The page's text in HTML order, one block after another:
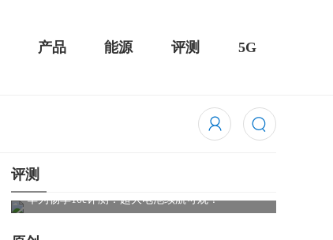
产品 能源 评测 5G
评测
华为畅享10e评测：超大电池续航可观！